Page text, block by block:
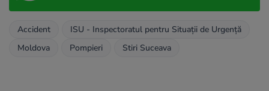
Accident
ISU - Inspectoratul pentru Situații de Urgență
Moldova
Pompieri Stiri Suceava